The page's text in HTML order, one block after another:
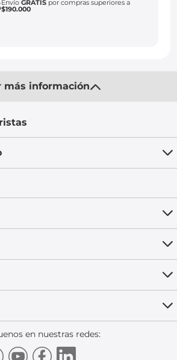
EnvíoGRATIS por compras superiores a
$190.000
más información
en nuestras redes: